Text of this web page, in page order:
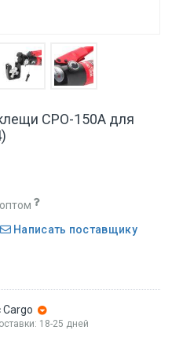
CPO-150A для
оптом
Написать поставщику
Cargo
18-25 дней